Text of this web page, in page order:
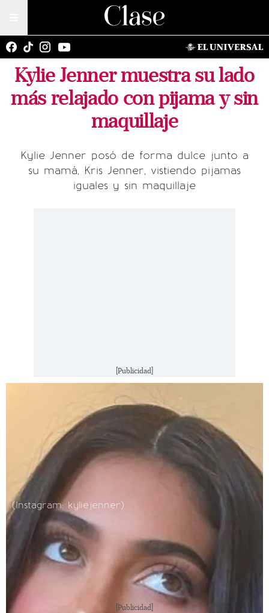
Kylie Jenner muestra su lado
más relajado con pijama y sin
maquillaje
Kylie Jenner posó de forma dulce junto a
su mamá, Kris Jenner, vistiendo pijamas
iguales y sin maquillaje
[Publicidad]
(Instagram: kyliejenner)
[Publicidad]